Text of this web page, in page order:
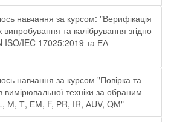
навчання за курсом: "Верифікація
випробування та калібрування згідно
IEC 17025:2019 та ЕА-
навчання за курсом "Повірка та
вимірювальної техніки за обраним
М, Т, ЕМ, F, РR, ІR, АUV, QМ"